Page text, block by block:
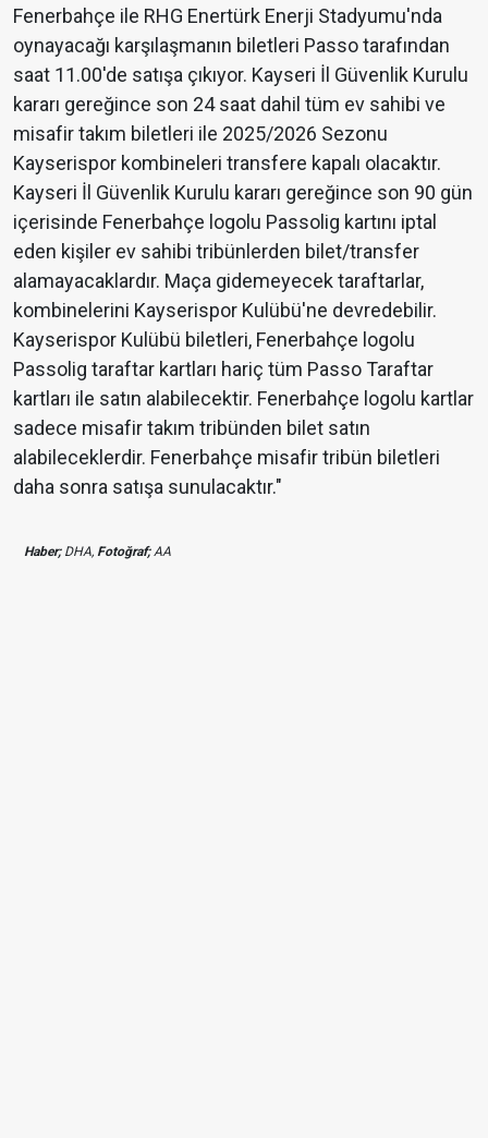
Fenerbahçe ile RHG Enertürk Enerji Stadyumu'nda
oynayacağı karşılaşmanın biletleri Passo tarafından
saat 11.00'de satışa çıkıyor. Kayseri İl Güvenlik Kurulu
kararı gereğince son 24 saat dahil tüm ev sahibi ve
misafir takım biletleri ile 2025/2026 Sezonu
Kayserispor kombineleri transfere kapalı olacaktır.
Kayseri İl Güvenlik Kurulu kararı gereğince son 90 gün
içerisinde Fenerbahçe logolu Passolig kartını iptal
eden kişiler ev sahibi tribünlerden bilet/transfer
alamayacaklardır. Maça gidemeyecek taraftarlar,
kombinelerini Kayserispor Kulübü'ne devredebilir.
Kayserispor Kulübü biletleri, Fenerbahçe logolu
Passolig taraftar kartları hariç tüm Passo Taraftar
kartları ile satın alabilecektir. Fenerbahçe logolu kartlar
sadece misafir takım tribünden bilet satın
alabileceklerdir. Fenerbahçe misafir tribün biletleri
daha sonra satışa sunulacaktır."
Haber;DHA, Fotoğraf;AA